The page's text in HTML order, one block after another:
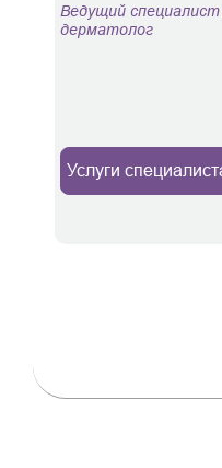
Ведущий специалист
дерматолог
Услуги